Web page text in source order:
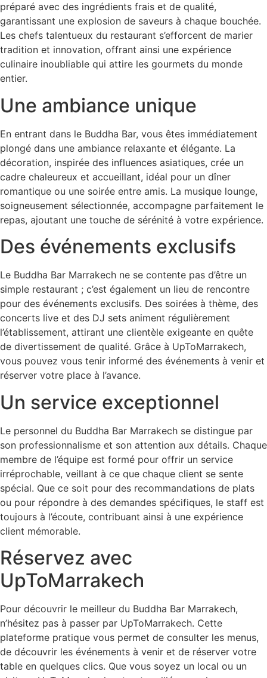
préparé avec des ingrédients frais et de qualité,
garantissant une explosion de saveurs à chaque bouchée.
Les chefs talentueux du restaurant s’efforcent de marier
tradition et innovation, offrant ainsi une expérience
culinaire inoubliable qui attire les gourmets du monde
entier.
Une ambiance unique
En entrant dans le Buddha Bar, vous êtes immédiatement
plongé dans une ambiance relaxante et élégante. La
décoration, inspirée des influences asiatiques, crée un
cadre chaleureux et accueillant, idéal pour un dîner
romantique ou une soirée entre amis. La musique lounge,
soigneusement sélectionnée, accompagne parfaitement le
repas, ajoutant une touche de sérénité à votre expérience.
Des événements exclusifs
Le Buddha Bar Marrakech ne se contente pas d’être un
simple restaurant ; c’est également un lieu de rencontre
pour des événements exclusifs. Des soirées à thème, des
concerts live et des DJ sets animent régulièrement
l’établissement, attirant une clientèle exigeante en quête
de divertissement de qualité. Grâce à UpToMarrakech,
vous pouvez vous tenir informé des événements à venir et
réserver votre place à l’avance.
Un service exceptionnel
Le personnel du Buddha Bar Marrakech se distingue par
son professionnalisme et son attention aux détails. Chaque
membre de l’équipe est formé pour offrir un service
irréprochable, veillant à ce que chaque client se sente
spécial. Que ce soit pour des recommandations de plats
ou pour répondre à des demandes spécifiques, le staff est
toujours à l’écoute, contribuant ainsi à une expérience
client mémorable.
Réservez avec
UpToMarrakech
Pour découvrir le meilleur du Buddha Bar Marrakech,
n’hésitez pas à passer par UpToMarrakech. Cette
plateforme pratique vous permet de consulter les menus,
de découvrir les événements à venir et de réserver votre
table en quelques clics. Que vous soyez un local ou un